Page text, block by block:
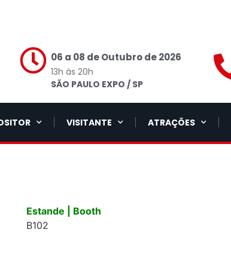
06 a 08 de Outubro de 2026
13h às 20h
SÃO PAULO EXPO / SP
VISITANTE ATRAÇÕES
Estande | Booth
B102